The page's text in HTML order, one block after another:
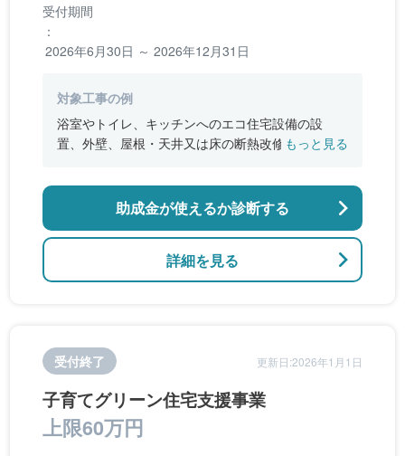
受付期間
：
2026年6月30日 ～ 2026年12月31日
対象工事の例
浴室やトイレ、キッチンへのエコ住宅設備の設
置、外壁、屋根・天井又は床の断熱改修、窓やド
のバリアフリー改修
もっと見る
詳細を見る
助成金が使えるか診断する
受付終了 更新日:2026年1月1日
子育てグリーン住宅支援事業
上限60万円